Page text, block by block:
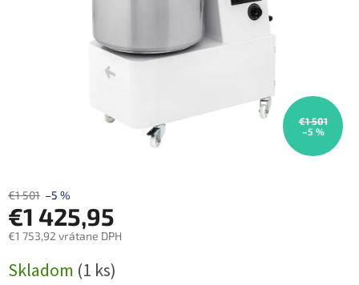
€1 501
–5 %
€1 501 –5 %
€1 425,95
€1 753,92 vrátane DPH
cena:
Skladom (1 ks)